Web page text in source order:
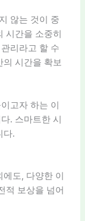
않는 것이 중
시간을 소중히
리라고 할 수
의 시간을 확보
고자 하는 이
. 스마트한 시
다.
도, 다양한 이
적 보상을 넘어